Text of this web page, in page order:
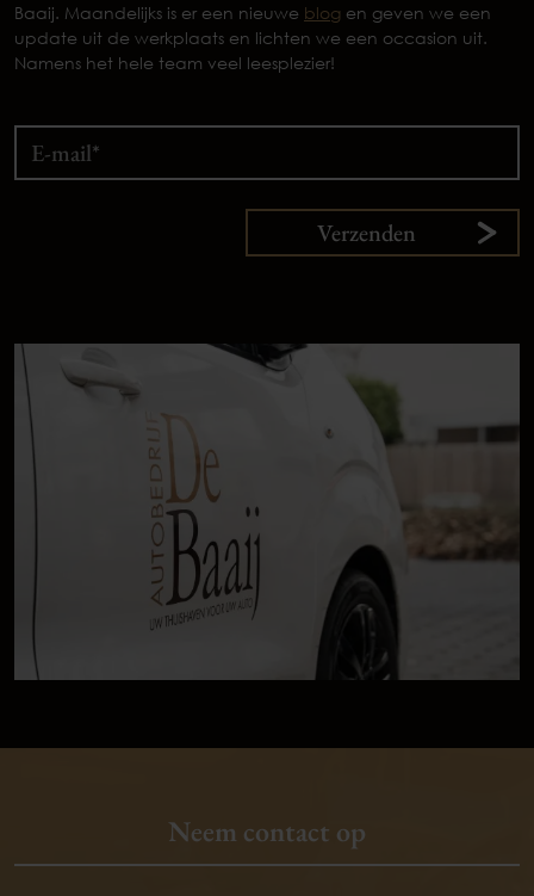
Baaij. Maandelijks is er een nieuwe blog en geven we een
update uit de werkplaats en lichten we een occasion uit.
Namens het hele team veel leesplezier!
Verzenden
Neem contact op